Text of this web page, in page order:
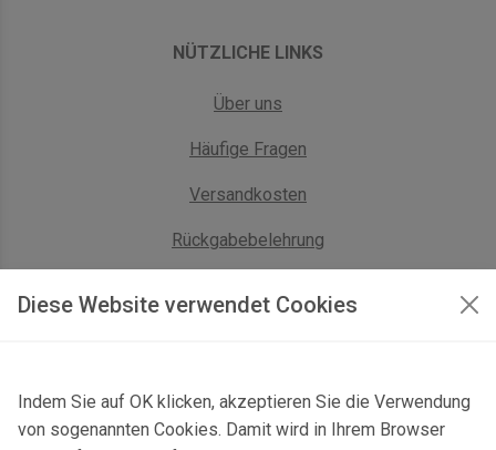
Diese Website verwendet Cookies
Indem Sie auf OK klicken, akzeptieren Sie die Verwendung
von sogenannten Cookies. Damit wird in Ihrem Browser
NÜTZLICHE LINKS
Über uns
Häufige Fragen
Versandkosten
Rückgabebelehrung
Kontaktformular & Anfahrt